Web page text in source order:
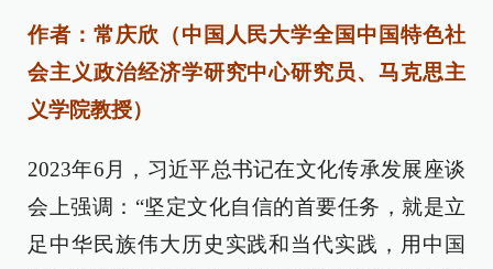
作者：常庆欣（中国人民大学全国中国特色社
会主义政治经济学研究中心研究员、马克思主
义学院教授）
2023年6月，习近平总书记在文化传承发展座谈
会上强调：“坚定文化自信的首要任务，就是立
足中华民族伟大历史实践和当代实践，用中国